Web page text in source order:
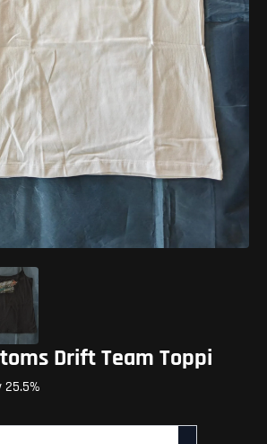
Drift Team Toppi